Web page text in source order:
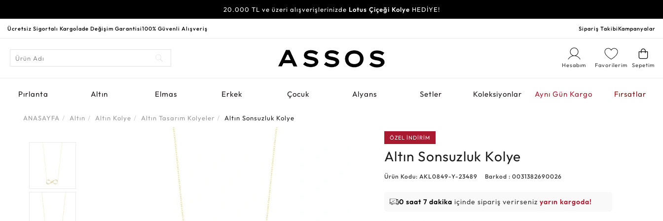
20.000 TL ve üzeri alışverişlerinizde Lotus Çiçeği Kolye HEDİYE!
Ücretsiz Sigortalı Kargoİade Değişim Garantisi100% Güvenli Alışveriş Sipariş TakibiKampanyalar
Sepetim
Favorilerim
Hesabım
Pırlanta Altın Elmas Erkek Çocuk Alyans Setler Koleksiyonlar Aynı Gün Kargo Fırsatlar
ANASAYFA Altın Altın Kolye Altın Tasarım Kolyeler Altın Sonsuzluk Kolye
ÖZEL İNDİRİM
Altın Sonsuzluk Kolye
Ürün Kodu: AKL0849-Y-23489 Barkod : 0031382690026
0 saat 7 dakika içinde sipariş verirsenizyarın kargoda!